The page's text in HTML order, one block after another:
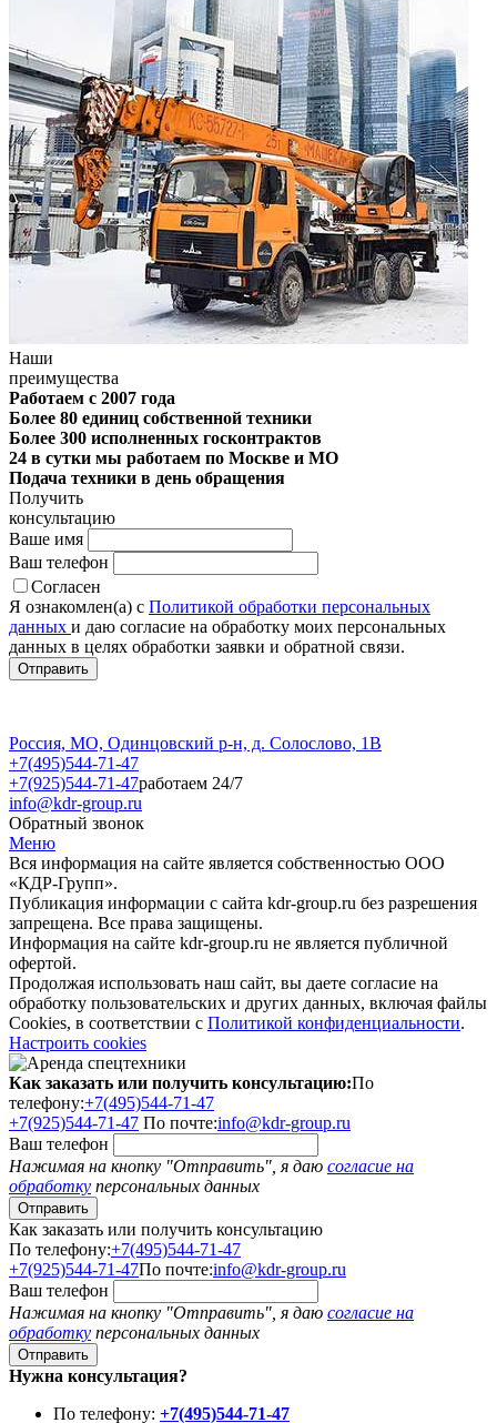
Наши
преимущества
Работаем с 2007 года
Более 80 единиц собственной техники
Более 300 исполненных госконтрактов
24 в сутки мы работаем по Москве и МО
Подача техники в день обращения
Получить
консультацию
Ваше имя
Ваш телефон
Согласен
Я ознакомлен(а) с Политикой обработки персональных
данных и даю согласие на обработку моих персональных
данных в целях обработки заявки и обратной связи.
Россия, МО, Одинцовский р-н, д. Солослово, 1В
+7(495)544-71-47
+7(925)544-71-47работаем 24/7
info@kdr-group.ru
Обратный звонок
Меню
Вся информация на сайте является собственностью ООО
«КДР-Групп».
Публикация информации с сайта kdr-group.ru без разрешения
запрещена. Все права защищены.
Информация на сайте kdr-group.ru не является публичной
офертой.
Продолжая использовать наш сайт, вы даете согласие на
обработку пользовательских и других данных, включая файлы
Cookies, в соответствии с Политикой конфиденциальности.
Настроить cookies
Как заказать или получить консультацию:По
телефону:+7(495)544-71-47
+7(925)544-71-47 По почте:info@kdr-group.ru
Ваш телефон
Нажимая на кнопку "Отправить", я даю согласие на
обработку персональных данных
Как заказать или получить консультацию
По телефону:+7(495)544-71-47
+7(925)544-71-47По почте:info@kdr-group.ru
Ваш телефон
Нажимая на кнопку "Отправить", я даю согласие на
обработку персональных данных
Нужна консультация?
По телефону: +7(495)544-71-47